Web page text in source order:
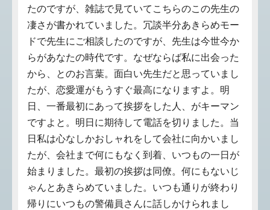
たのですが、雑誌で見ていてこちらのこの先生の
凄さが書かれていました。冗談半分あきらめモー
ドで先生にご相談したのですが、先生は今世今か
らがあなたの時代です。なぜならば私に出会った
から、とのお言葉。面白い先生だと思っていまし
たが、恋愛運がもうすぐ最高になりますよ。明
日、一番最初にあって挨拶をした人、がキーマン
ですよと。明日に期待して電話を切りました。当
日私は心なしかおしャれをして会社に向かいまし
たが、会社まで何にもなく到着、いつもの一日が
始まりました。最初の挨拶は同僚。何にもないじ
ゃんとあきらめていました。いつも通りが終わり
帰りにいつもの警備員さんに話しかけられまし